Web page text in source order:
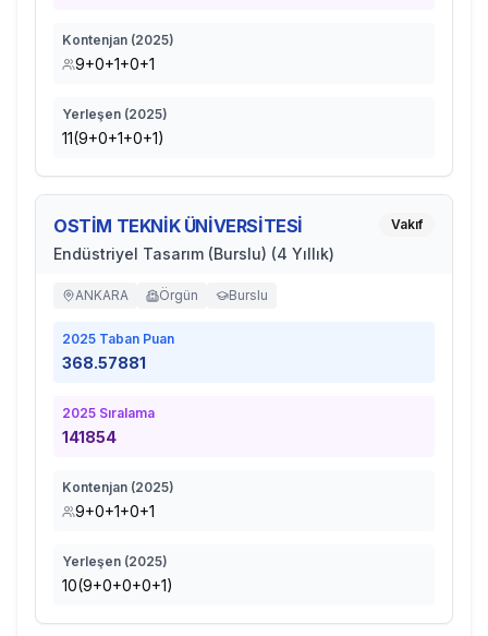
Kontenjan (2025)
9+0+1+0+1
Yerleşen (2025)
11(9+0+1+0+1)
OSTİM TEKNİK ÜNİVERSİTESİ
Endüstriyel Tasarım (Burslu) (4 Yıllık)
Vakıf
ANKARA Örgün Burslu
2025 Taban Puan
368.57881
2025 Sıralama
141854
Kontenjan (2025)
9+0+1+0+1
Yerleşen (2025)
10(9+0+0+0+1)